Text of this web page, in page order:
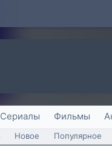
Сериалы Фильмы
Новое Популярное